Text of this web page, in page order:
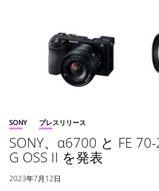
SONY プレスリリース
SONY、α6700 と FE
G OSS II を発表
2023年7月12日